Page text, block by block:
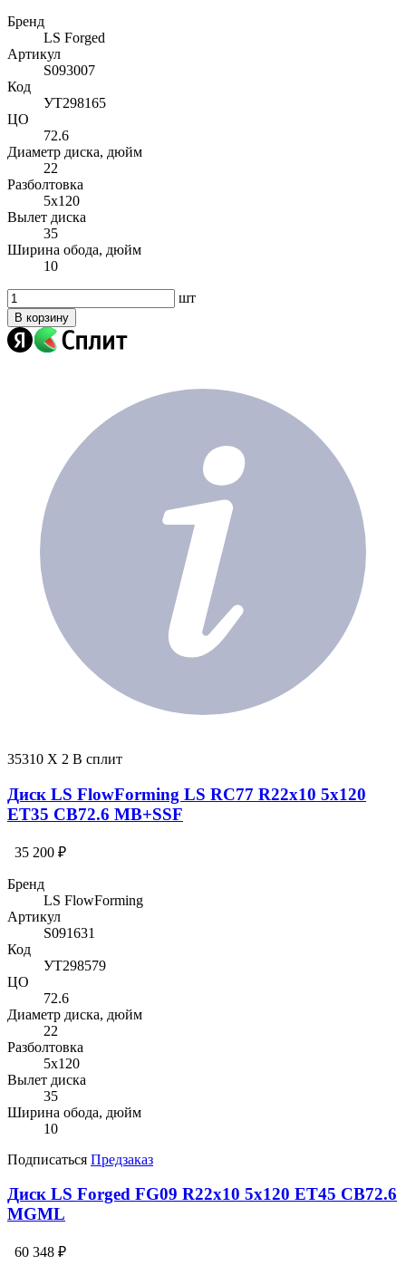
Бренд
LS Forged
Артикул
S093007
Код
УТ298165
ЦО
72.6
Диаметр диска, дюйм
22
Разболтовка
5x120
Вылет диска
35
Ширина обода, дюйм
10
шт
В корзину
35310 X 2 В сплит
Диск LS FlowForming LS RC77 R22x10 5x120
ET35 CB72.6 MB+SSF
35 200 ₽
Бренд
LS FlowForming
Артикул
S091631
Код
УТ298579
ЦО
72.6
Диаметр диска, дюйм
22
Разболтовка
5x120
Вылет диска
35
Ширина обода, дюйм
10
Подписаться Предзаказ
Диск LS Forged FG09 R22x10 5x120 ET45 CB72.6
MGML
60 348 ₽